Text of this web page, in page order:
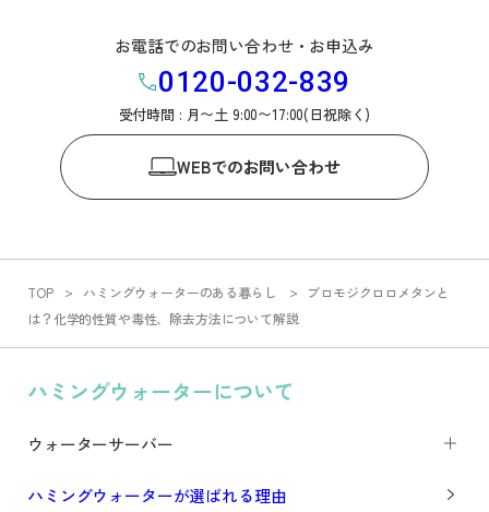
お電話でのお問い合わせ・お申込み
0120-032-839
受付時間 : 月〜土 9:00〜17:00(日祝除く)
WEBでのお問い合わせ
TOP ハミングウォーターのある暮らし
ブロモジクロロメタンと
は？化学的性質や毒性、除去方法について解説
ハミングウォーターについて
ウォーターサーバー
ハミングウォーターが選ばれる理由